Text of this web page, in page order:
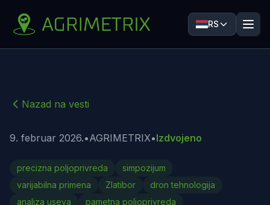
RS
Nazad na vesti
9. februar 2026.•AGRIMETRIX•Izdvojeno
precizna poljoprivreda
simpozijum
varijabilna primena
Zlatibor
dron tehnologija
analiza useva
pametna poljoprivreda